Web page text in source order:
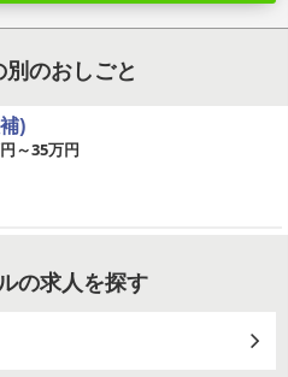
のおしごと
)
～35万円
の求人を探す